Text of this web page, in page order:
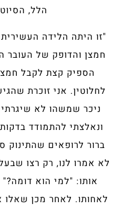
הלל,
"זו היתה הלידה
חמצן והדופק של העובר
הספיק קצת לקבל
לחלוטין. אני זוכרת
ניכר שמשהו לא
ונאלצתי להתמודד
ברור לרופאים שהתינוק
לא אמרו לנו, רק רצו
אותו: "למי הוא
לאחותו. לאחר מכן שאלו